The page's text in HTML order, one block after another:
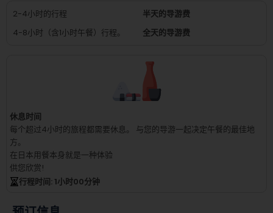
2-4小时的行程
半天的导游费
4-8小时（含1小时午餐）行程。
全天的导游费
休息时间
每个超过4小时的旅程都需要休息。
与您的导游一起决定午餐的最佳地
方。
在日本用餐本身就是一种体验
供您欣赏!
行程时间: 1小时00分钟